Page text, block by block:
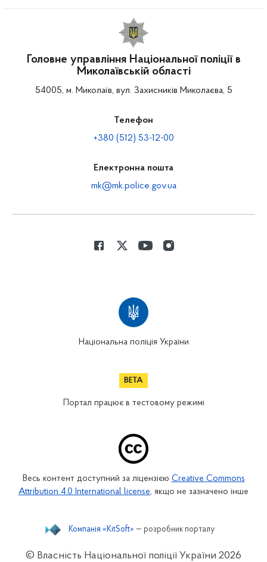
Головне управління Національної поліції в
Миколаївській області
54005, м. Миколаїв, вул. Захисників Миколаєва, 5
Телефон
+380 (512) 53-12-00
Електронна пошта
mk@mk.police.gov.ua
Національна поліція України
Портал працює в тестовому режимі
Весь контент доступний за ліцензією Creative Commons
Attribution 4.0 International license, якщо не зазначено інше
© Власність Національної поліції України 2026
Компанія «KitSoft» — розробник порталу